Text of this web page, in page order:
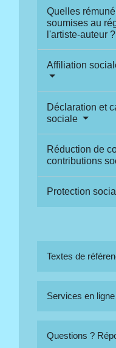
Quelles
soumises au
l'artiste-auteur ?
Affiliation
Déclaration et
sociale
Réduction de
contributions
Protection
Textes de
Services en
Questions ?